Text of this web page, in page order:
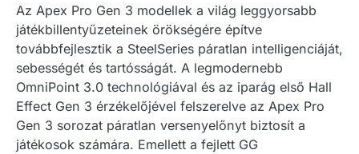
Az Apex Pro Gen 3 modellek a világ leggyorsabb
játékbillentyűzeteinek örökségére építve
továbbfejlesztik a SteelSeries páratlan intelligenciáját,
sebességét és tartósságát. A legmodernebb
OmniPoint 3.0 technológiával és az iparág első Hall
Effect Gen 3 érzékelőjével felszerelve az Apex Pro
Gen 3 sorozat páratlan versenyelőnyt biztosít a
játékosok számára. Emellett a fejlett GG